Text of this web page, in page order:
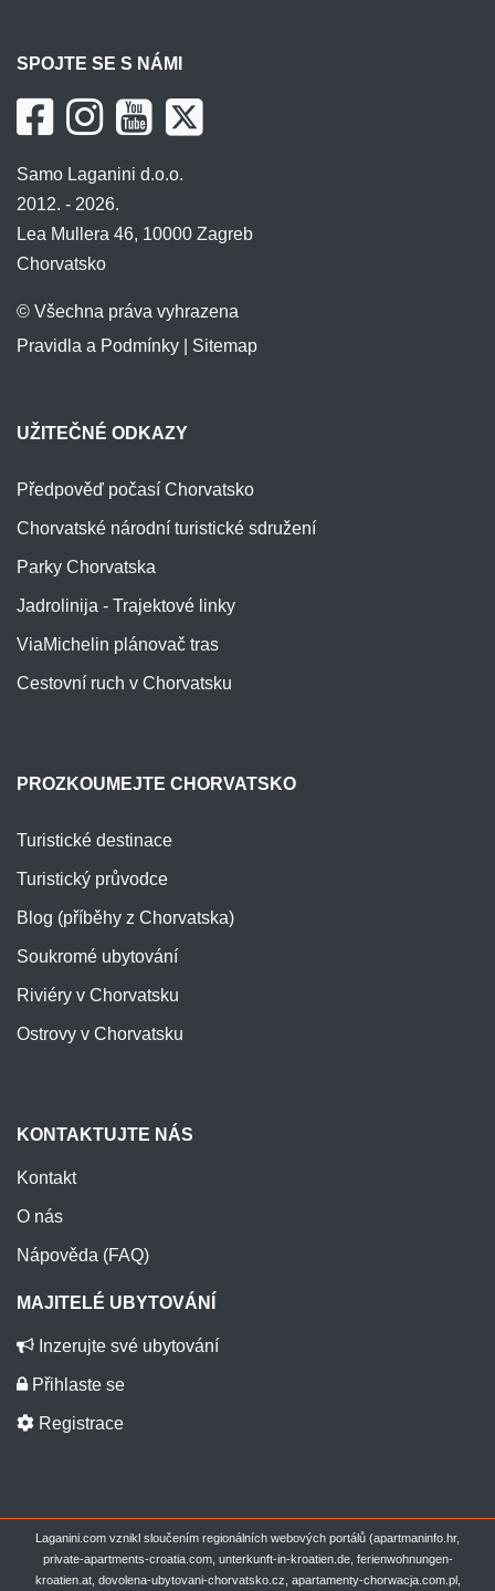
SPOJTE SE S NÁMI
Samo Laganini d.o.o.
2012. - 2026.
Lea Mullera 46, 10000 Zagreb
Chorvatsko
© Všechna práva vyhrazena
Pravidla a Podmínky
Sitemap
UŽITEČNÉ ODKAZY
Předpověď počasí Chorvatsko
Chorvatské národní turistické sdružení
Parky Chorvatska
Jadrolinija - Trajektové linky
ViaMichelin plánovač tras
Cestovní ruch v Chorvatsku
PROZKOUMEJTE CHORVATSKO
Turistické destinace
Turistický průvodce
Blog (příběhy z Chorvatska)
Soukromé ubytování
Riviéry v Chorvatsku
Ostrovy v Chorvatsku
KONTAKTUJTE NÁS
Kontakt
O nás
Nápověda (FAQ)
MAJITELÉ UBYTOVÁNÍ
Inzerujte své ubytování
Přihlaste se
Registrace
Laganini.com vznikl sloučením regionálních webových portálů (apartmaninfo.hr,
private-apartments-croatia.com, unterkunft-in-kroatien.de, ferienwohnungen-
kroatien.at, dovolena-ubytovani-chorvatsko.cz, apartamenty-chorwacja.com.pl,